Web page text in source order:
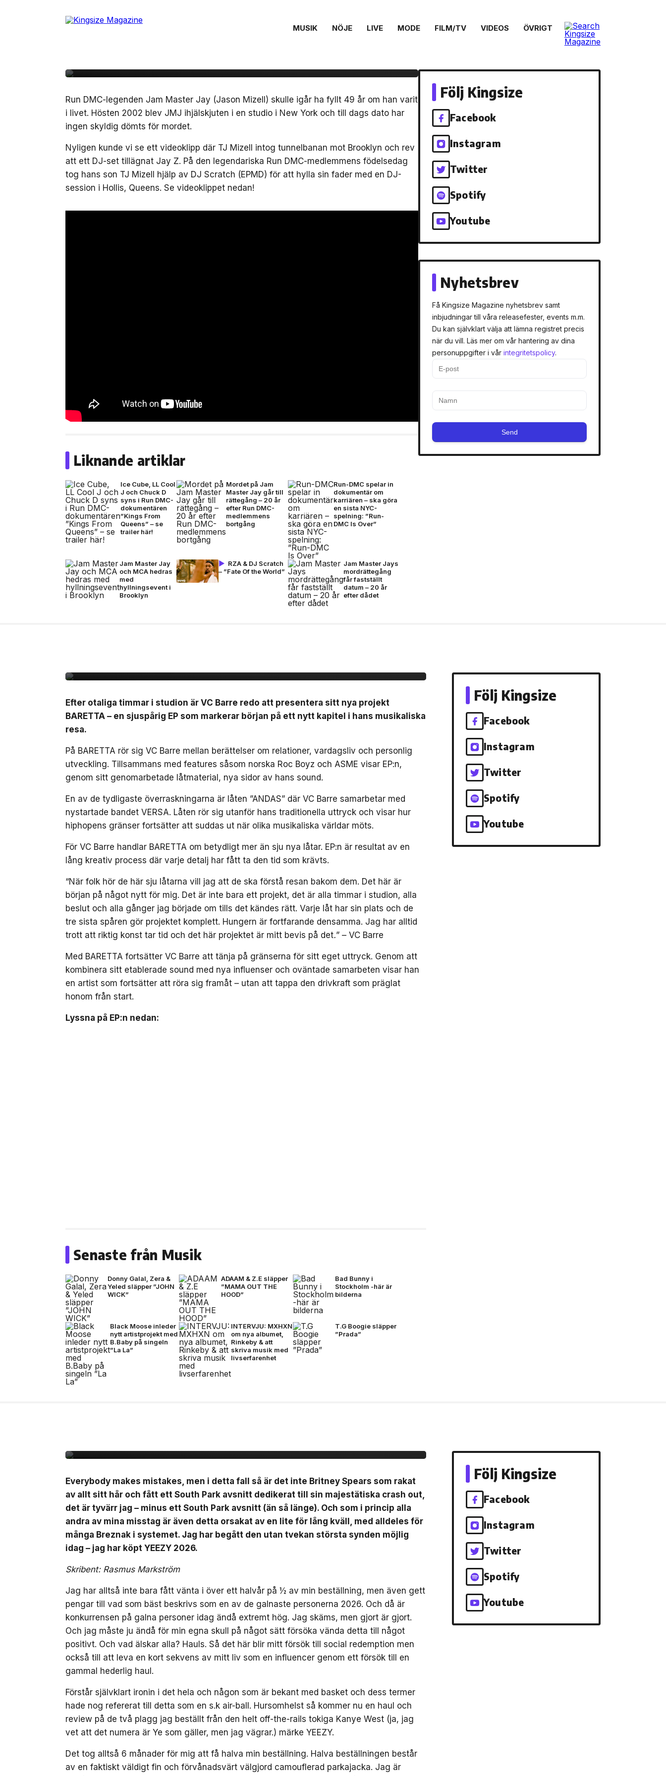
MUSIK NÖJE LIVE MODE FILM/TV VIDEOS ÖVRIGT
MUSIK 22 januari, 2014
TJ Mizell hyllar pappa Jam Master Jay med
Run DMC-legenden Jam Master Jay (Jason Mizell) skulle igår ha fyllt 49 år om han varit
i livet. Hösten 2002 blev JMJ ihjälskjuten i en studio i New York och till dags dato har
ingen skyldig dömts för mordet.
Nyligen kunde vi se ett videoklipp där TJ Mizell intog tunnelbanan mot Brooklyn och rev
att ett DJ-set tillägnat Jay Z. På den legendariska Run DMC-medlemmens födelsedag
tog hans son TJ Mizell hjälp av DJ Scratch (EPMD) för att hylla sin fader med en DJ-
session i Hollis, Queens. Se videoklippet nedan!
Liknande artiklar
Ice Cube, LL Cool
J och Chuck D
syns i Run DMC-
dokumentären
”Kings From
Queens” – se
trailer här!
Mordet på Jam
Master Jay går till
rättegång – 20 år
efter Run DMC-
medlemmens
bortgång
Run-DMC spelar in
dokumentär om
karriären – ska göra
en sista NYC-
spelning: ”Run-
DMC Is Over”
Jam Master Jay
och MCA hedras
med
hyllningsevent i
Brooklyn
RZA & DJ Scratch
– ”Fate Of the World”
Jam Master Jays
mordrättegång
får fastställt
datum – 20 år
efter dådet
Följ Kingsize
Facebook
Instagram
Twitter
Spotify
Youtube
Nyhetsbrev
Få Kingsize Magazine nyhetsbrev samt
inbjudningar till våra releasefester, events m.m.
Du kan självklart välja att lämna registret precis
när du vill. Läs mer om vår hantering av dina
personuppgifter i vår integritetspolicy.
Send
Efter otaliga timmar i studion är VC Barre redo att presentera sitt nya projekt
BARETTA – en sjuspårig EP som markerar början på ett nytt kapitel i hans musikaliska
resa.
På BARETTA rör sig VC Barre mellan berättelser om relationer, vardagsliv och personlig
utveckling. Tillsammans med features såsom norska Roc Boyz och ASME visar EP:n,
genom sitt genomarbetade låtmaterial, nya sidor av hans sound.
En av de tydligaste överraskningarna är låten ”ANDAS” där VC Barre samarbetar med
nystartade bandet VERSA. Låten rör sig utanför hans traditionella uttryck och visar hur
hiphopens gränser fortsätter att suddas ut när olika musikaliska världar möts.
För VC Barre handlar BARETTA om betydligt mer än sju nya låtar. EP:n är resultat av en
lång kreativ process där varje detalj har fått ta den tid som krävts.
“När folk hör de här sju låtarna vill jag att de ska förstå resan bakom dem. Det här är
början på något nytt för mig. Det är inte bara ett projekt, det är alla timmar i studion, alla
beslut och alla gånger jag började om tills det kändes rätt. Varje låt har sin plats och de
tre sista spåren gör projektet komplett. Hungern är fortfarande densamma. Jag har alltid
trott att riktig konst tar tid och det här projektet är mitt bevis på det.” – VC Barre
Med BARETTA fortsätter VC Barre att tänja på gränserna för sitt eget uttryck. Genom att
kombinera sitt etablerade sound med nya influenser och oväntade samarbeten visar han
en artist som fortsätter att röra sig framåt – utan att tappa den drivkraft som präglat
honom från start.
Lyssna på EP:n nedan:
Senaste från Musik
Donny Galal, Zera &
Yeled släpper ”JOHN
WICK”
ADAAM & Z.E släpper
”MAMA OUT THE
HOOD”
Bad Bunny i
Stockholm -här är
bilderna
Black Moose inleder
nytt artistprojekt med
B.Baby på singeln
”La La”
INTERVJU: MXHXN
om nya albumet,
Rinkeby & att
skriva musik med
livserfarenhet
T.G Boogie släpper
”Prada”
Följ Kingsize
Facebook
Instagram
Twitter
Spotify
Youtube
Everybody makes mistakes, men i detta fall så är det inte Britney Spears som rakat
av allt sitt hår och fått ett South Park avsnitt dedikerat till sin majestätiska crash out,
det är tyvärr jag – minus ett South Park avsnitt (än så länge). Och som i princip alla
andra av mina misstag är även detta orsakat av en lite för lång kväll, med alldeles för
många Breznak i systemet. Jag har begått den utan tvekan största synden möjlig
idag – jag har köpt YEEZY 2026.
Skribent: Rasmus Markström
Jag har alltså inte bara fått vänta i över ett halvår på ½ av min beställning, men även gett
pengar till vad som bäst beskrivs som en av de galnaste personerna 2026. Och då är
konkurrensen på galna personer idag ändå extremt hög. Jag skäms, men gjort är gjort.
Och jag måste ju ändå för min egna skull på något sätt försöka vända detta till något
positivt. Och vad älskar alla? Hauls. Så det här blir mitt försök till social redemption men
också till att leva en kort sekvens av mitt liv som en influencer genom ett försök till en
gammal hederlig haul.
Förstår självklart ironin i det hela och någon som är bekant med basket och dess termer
hade nog refererat till detta som en s.k air-ball. Hursomhelst så kommer nu en haul och
review på de två plagg jag beställt från den helt off-the-rails tokiga Kanye West (ja, jag
vet att det numera är Ye som gäller, men jag vägrar.) märke YEEZY.
Det tog alltså 6 månader för mig att få halva min beställning. Halva beställningen består
av en faktiskt väldigt fin och förvånadsvärt välgjord camouflerad parkajacka. Jag är
Följ Kingsize
Facebook
Instagram
Twitter
Spotify
Youtube